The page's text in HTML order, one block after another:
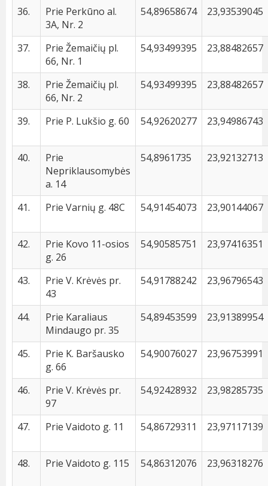
36.
Prie Perkūno al.
3A, Nr. 2
54,89658674 23,93539045
37.
Prie Žemaičių pl.
66, Nr. 1
54,93499395 23,88482657
38.
Prie Žemaičių pl.
66, Nr. 2
54,93499395 23,88482657
39. Prie P. Lukšio g. 60 54,92620277 23,94986743
40.
Prie
Nepriklausomybės
a. 14
54,8961735 23,92132713
41. Prie Varnių g. 48C 54,91454073 23,90144067
42.
Prie Kovo 11-osios
g. 26
54,90585751 23,97416351
43.
Prie V. Krėvės pr.
43
54,91788242 23,96796543
44.
Prie Karaliaus
Mindaugo pr. 35
54,89453599 23,91389954
45.
Prie K. Baršausko
g. 66
54,90076027 23,96753991
46.
Prie V. Krėvės pr.
97
54,92428932 23,98285735
47. Prie Vaidoto g. 11 54,86729311 23,97117139
48. Prie Vaidoto g. 115 54,86312076 23,96318276